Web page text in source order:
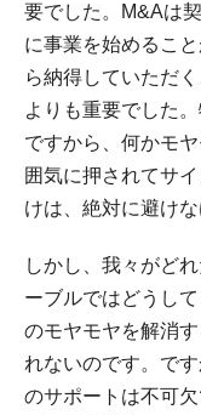
要でした。M&Aは
に事業を始めるこ
ら納得していただ
よりも重要でした
ですから、何かモ
囲気に押されてサ
けは、絶対に避け
しかし、我々がど
ーブルではどうし
のモヤモヤを解消
れないのです。で
のサポートは不可